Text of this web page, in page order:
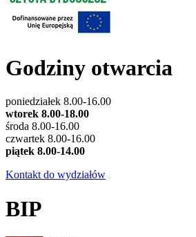
Godziny otwarcia
poniedziałek 8.00-16.00
wtorek 8.00-18.00
środa 8.00-16.00
czwartek 8.00-16.00
piątek 8.00-14.00
Kontakt do wydziałów
BIP